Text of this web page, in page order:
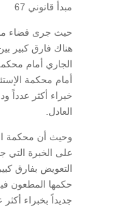
مبدأ قانوني 67
حيث جرى قضاء
هناك فارق كبير
الجاري أمام
أمام محكمة
خبراء أكثر عدداً
العادل.
وحيث أن محكمة
على الخبرة التي
التعويض بفارق
حكمها المطعون
جديداً بخبراء